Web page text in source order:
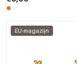
EU-magazijn